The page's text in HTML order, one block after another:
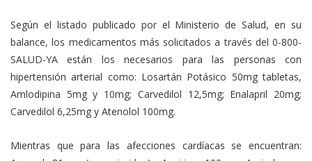
Según el listado publicado por el Ministerio de Salud, en su
balance, los medicamentos más solicitados a través del 0-800-
SALUD-YA están los necesarios para las personas con
hipertensión arterial como: Losartán Potásico 50mg tabletas,
Amlodipina 5mg y 10mg; Carvedilol 12,5mg; Enalapril 20mg;
Carvedilol 6,25mg y Atenolol 100mg.
Mientras que para las afecciones cardíacas se encuentran: